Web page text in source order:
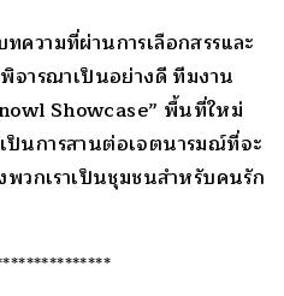
วามที่ผ่านการเลือกสรรและ
จารณาเป็นอย่างดี ทีมงาน
Showcase” พื้นที่ใหม่
นการสานต่อเจตนารมณ์ที่จะ
พวกเราเป็นชุมชนสำหรับคนรัก